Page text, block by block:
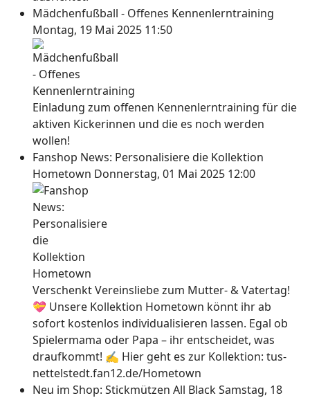
Mädchenfußball - Offenes Kennenlerntraining
Montag, 19 Mai 2025 11:50
Einladung zum offenen Kennenlerntraining für die
aktiven Kickerinnen und die es noch werden
wollen!
Fanshop News: Personalisiere die Kollektion
Hometown Donnerstag, 01 Mai 2025 12:00
Verschenkt Vereinsliebe zum Mutter- & Vatertag!
💝 Unsere Kollektion Hometown könnt ihr ab
sofort kostenlos individualisieren lassen. Egal ob
Spielermama oder Papa – ihr entscheidet, was
draufkommt! ✍ Hier geht es zur Kollektion: tus-
nettelstedt.fan12.de/Hometown
Neu im Shop: Stickmützen All BlackSamstag, 18